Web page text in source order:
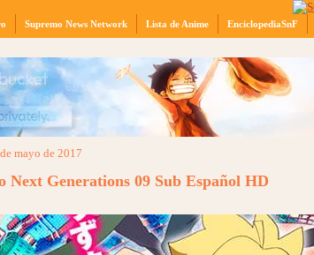
Supremo News Network Lista de Anime EnciclopediaSnF
mayo de 2017
Next Generations 09 Sub Español HD